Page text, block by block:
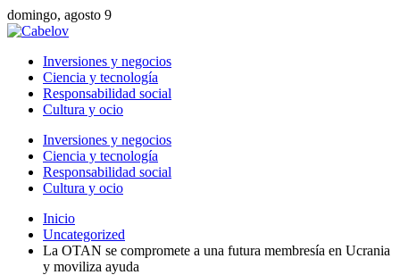
domingo, agosto 9
Inversiones y negocios
Ciencia y tecnología
Responsabilidad social
Cultura y ocio
Inversiones y negocios
Ciencia y tecnología
Responsabilidad social
Cultura y ocio
Inicio
Uncategorized
La OTAN se compromete a una futura membresía en Ucrania
y moviliza ayuda